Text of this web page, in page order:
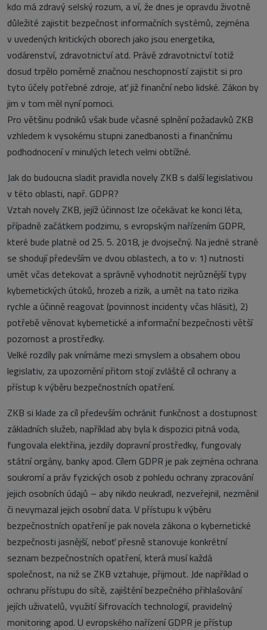
kdo má zdravý selský rozum, a ví, že dnes je opravdu životně
důležité zajistit bezpečnost informačních systémů, zejména
v uvedených kritických oborech jako jsou energetika,
vodárenství, zdravotnictví atd. Právě zdravotnictví totiž
dosud trpělo poměrně značnou neschopností zajistit si pro
tyto účely potřebné zdroje, ať již finanční nebo lidské. Zákon by
jim v tom měl nyní pomoci.
Pro většinu podniků však bude včasné splnění požadavků ZKB
vzhledem k vysokému stupni zanedbanosti a finančnímu
podhodnocení v minulých letech velmi obtížné.
Jak do budoucna sladit pravidla novely ZKB s další legislativou
v této oblasti, např. GDPR?
Vztah novely ZKB, jejíž účinnost lze očekávat ke konci léta,
případně začátkem podzimu, s evropským nařízením GDPR,
které bude platné od 25. 5. 2018, je dvojsečný. Na jedné straně
se shodují především ve dvou oblastech, a to v: 1) nutnosti
umět včas detekovat a správně vyhodnotit nejrůznější typy
kybernetických útoků, hrozeb a rizik, a umět na tato rizika
rychle a účinně reagovat (povinnost incidenty včas hlásit), 2)
potřebě věnovat kybernetické a informační bezpečnosti větší
pozornost a prostředky.
Velké rozdíly pak vnímáme mezi smyslem a obsahem obou
legislativ, za upozornění přitom stojí zvláště cíl ochrany a
přístup k výběru bezpečnostních opatření.
ZKB si klade za cíl především ochránit funkčnost a dostupnost
základních služeb, například aby byla k dispozici pitná voda,
fungovala elektřina, jezdily dopravní prostředky, fungovaly
státní orgány, banky apod. Cílem GDPR je pak zejména ochrana
soukromí a práv fyzických osob z pohledu ochrany zpracování
jejich osobních údajů – aby nikdo neukradl, nezveřejnil, nezměnil
či nevymazal jejich osobní data. V přístupu k výběru
bezpečnostních opatření je pak novela zákona o kybernetické
bezpečnosti jasnější, neboť přesně stanovuje konkrétní
seznam bezpečnostních opatření, která musí každá
společnost, na niž se ZKB vztahuje, přijmout. Jde například o
ochranu přístupu do sítě, zajištění bezpečného přihlašování
jejích uživatelů, využití šifrovacích technologií, pravidelný
monitoring apod. U evropského nařízení GDPR je přístup